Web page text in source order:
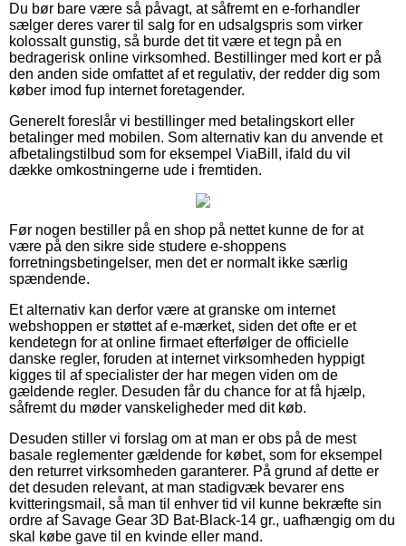
Du bør bare være så påvagt, at såfremt en e-forhandler
sælger deres varer til salg for en udsalgspris som virker
kolossalt gunstig, så burde det tit være et tegn på en
bedragerisk online virksomhed. Bestillinger med kort er på
den anden side omfattet af et regulativ, der redder dig som
køber imod fup internet foretagender.
Generelt foreslår vi bestillinger med betalingskort eller
betalinger med mobilen. Som alternativ kan du anvende et
afbetalingstilbud som for eksempel ViaBill, ifald du vil
dække omkostningerne ude i fremtiden.
Før nogen bestiller på en shop på nettet kunne de for at
være på den sikre side studere e-shoppens
forretningsbetingelser, men det er normalt ikke særlig
spændende.
Et alternativ kan derfor være at granske om internet
webshoppen er støttet af e-mærket, siden det ofte er et
kendetegn for at online firmaet efterfølger de officielle
danske regler, foruden at internet virksomheden hyppigt
kigges til af specialister der har megen viden om de
gældende regler. Desuden får du chance for at få hjælp,
såfremt du møder vanskeligheder med dit køb.
Desuden stiller vi forslag om at man er obs på de mest
basale reglementer gældende for købet, som for eksempel
den returret virksomheden garanterer. På grund af dette er
det desuden relevant, at man stadigvæk bevarer ens
kvitteringsmail, så man til enhver tid vil kunne bekræfte sin
ordre af Savage Gear 3D Bat-Black-14 gr., uafhængig om du
skal købe gave til en kvinde eller mand.